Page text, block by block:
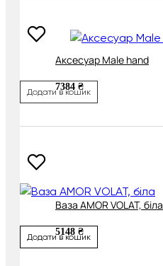
Аксесуар Male hand
7384 ₴
Додати в кошик
Ваза AMOR VOLAT, біла
5148 ₴
Додати в кошик